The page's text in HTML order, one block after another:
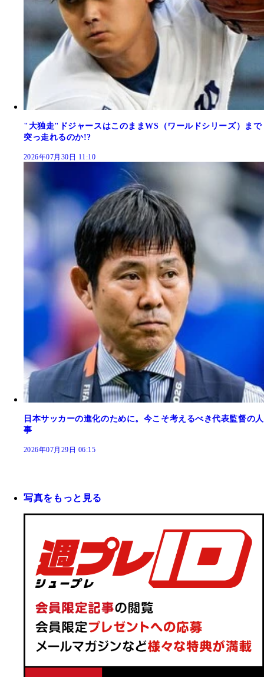
"大独走"ドジャースはこのままWS（ワールドシリーズ）まで
突っ走れるのか!?
2026年07月30日 11:10
日本サッカーの進化のために。今こそ考えるべき代表監督の人
事
2026年07月29日 06:15
写真をもっと見る